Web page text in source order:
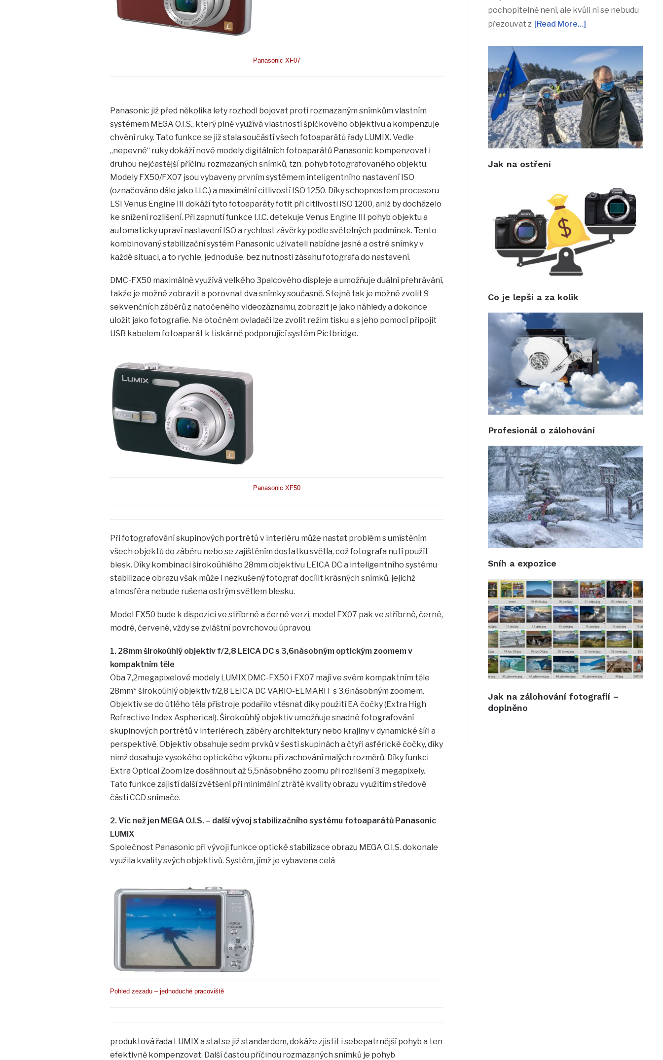
Panasonic XF07
Panasonic již před několika lety rozhodl bojovat proti rozmazaným snímkům vlastním
systémem MEGA O.I.S., který plně využívá vlastností špičkového objektivu a kompenzuje
chvění ruky. Tato funkce se již stala součástí všech fotoaparátů řady LUMIX. Vedle
„nepevné“ ruky dokáží nové modely digitálních fotoaparátů Panasonic kompenzovat i
druhou nejčastější příčinu rozmazaných snímků, tzn. pohyb fotografovaného objektu.
Modely FX50/FX07 jsou vybaveny prvním systémem inteligentního nastavení ISO
(označováno dále jako I.I.C.) a maximální citlivostí ISO 1250. Díky schopnostem procesoru
LSI Venus Engine III dokáží tyto fotoaparáty fotit při citlivosti ISO 1200, aniž by docházelo
ke snížení rozlišení. Při zapnutí funkce I.I.C. detekuje Venus Engine III pohyb objektu a
automaticky upraví nastavení ISO a rychlost závěrky podle světelných podmínek. Tento
kombinovaný stabilizační systém Panasonic uživateli nabídne jasné a ostré snímky v
každé situaci, a to rychle, jednoduše, bez nutnosti zásahu fotografa do nastavení.
DMC-FX50 maximálně využívá velkého 3palcového displeje a umožňuje duální přehrávání,
takže je možné zobrazit a porovnat dva snímky současně. Stejně tak je možné zvolit 9
sekvenčních záběrů z natočeného videozáznamu, zobrazit je jako náhledy a dokonce
uložit jako fotografie. Na otočném ovladači lze zvolit režim tisku a s jeho pomocí připojit
USB kabelem fotoaparát k tiskárně podporující systém Pictbridge.
Panasonic XF50
Při fotografování skupinových portrétů v interiéru může nastat problém s umístěním
všech objektů do záběru nebo se zajištěním dostatku světla, což fotografa nutí použít
blesk. Díky kombinaci širokoúhlého 28mm objektivu LEICA DC a inteligentního systému
stabilizace obrazu však může i nezkušený fotograf docílit krásných snímků, jejichž
atmosféra nebude rušena ostrým světlem blesku.
Model FX50 bude k dispozici ve stříbrné a černé verzi, model FX07 pak ve stříbrné, černé,
modré, červené, vždy se zvláštní povrchovou úpravou.
1. 28mm širokoúhlý objektiv f/2,8 LEICA DC s 3,6násobným optickým zoomem v
kompaktním těle
Oba 7,2megapixelové modely LUMIX DMC-FX50 i FX07 mají ve svém kompaktním těle
28mm* širokoúhlý objektiv f/2,8 LEICA DC VARIO-ELMARIT s 3,6násobným zoomem.
Objektiv se do útlého těla přístroje podařilo vtěsnat díky použití EA čočky (Extra High
Refractive Index Aspherical). Širokoúhlý objektiv umožňuje snadné fotografování
skupinových portrétů v interiérech, záběry architektury nebo krajiny v dynamické šíři a
perspektivě. Objektiv obsahuje sedm prvků v šesti skupinách a čtyři asférické čočky, díky
nimž dosahuje vysokého optického výkonu při zachování malých rozměrů. Díky funkci
Extra Optical Zoom lze dosáhnout až 5,5násobného zoomu při rozlišení 3 megapixely.
Tato funkce zajistí další zvětšení při minimální ztrátě kvality obrazu využitím středové
části CCD snímače.
2. Víc než jen MEGA O.I.S. – další vývoj stabilizačního systému fotoaparátů Panasonic
LUMIX
Společnost Panasonic při vývoji funkce optické stabilizace obrazu MEGA O.I.S. dokonale
využila kvality svých objektivů. Systém, jímž je vybavena celá
Pohled zezadu – jednoduché pracoviště
produktová řada LUMIX a stal se již standardem, dokáže zjistit i sebepatrnější pohyb a ten
efektivně kompenzovat. Další častou příčinou rozmazaných snímků je pohyb
pochopitelně není, ale kvůli ní se nebudu
přezouvat z [Read More…]
Jak na ostření
Co je lepší a za kolik
Profesionál o zálohování
Sníh a expozice
Jak na zálohování fotografií –
doplněno